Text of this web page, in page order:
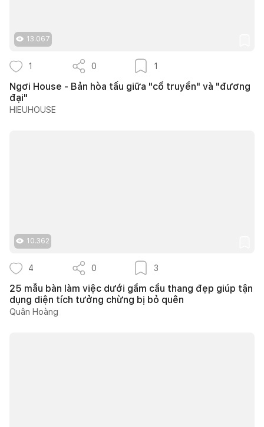
13.067
1 0 1
Ngơi House - Bản hòa tấu giữa "cổ truyền" và "đương
đại"
HIEUHOUSE
10.362
4 0 3
25 mẫu bàn làm việc dưới gầm cầu thang đẹp giúp tận
dụng diện tích tưởng chừng bị bỏ quên
Quân Hoàng